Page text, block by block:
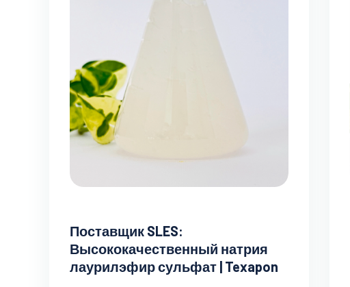
Поставщик SLES:
Высококачественный натрия
лаурилэфир сульфат | Texapon